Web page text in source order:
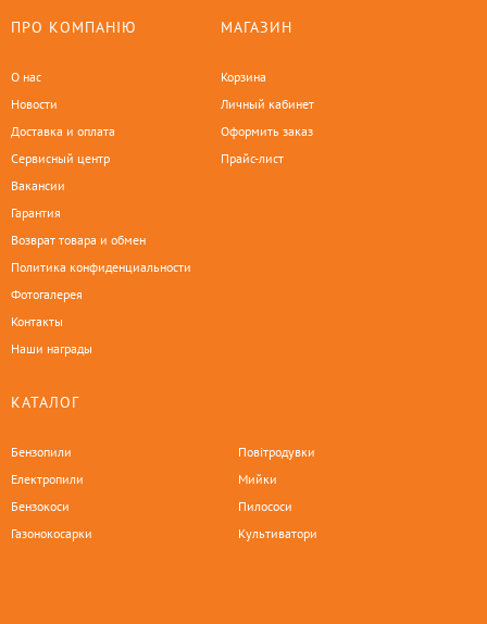
ПРО КОМПАНІЮ
О нас
Новости
Доставка и оплата
Сервисный центр
Вакансии
Гарантия
Возврат товара и обмен
Политика конфиденциальности
Фотогалерея
Контакты
Наши награды
МАГАЗИН
Корзина
Личный кабинет
Оформить заказ
Прайс-лист
КАТАЛОГ
Бензопили
Електропили
Бензокоси
Газонокосарки
Повітродувки
Мийки
Пилососи
Культиватори